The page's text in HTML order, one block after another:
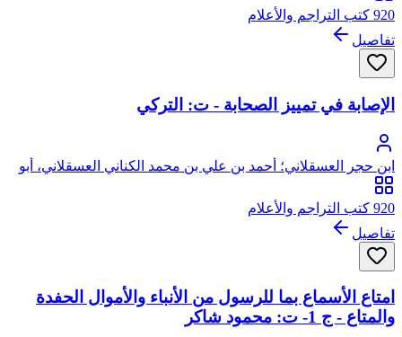
920 كتب التراجم والأعلام
تفاصيل
الإصابة في تمييز الصحابة - ت: التركي
ابن حجر العسقلاني؛ أحمد بن علي بن محمد الكناني العسقلاني، أبو
الفضل، شهاب الدين، ابن حجر
920 كتب التراجم والأعلام
تفاصيل
امتاع الأسماع بما للرسول من الأنباء والأموال الحفدة
والمتاع - ج 1- ت: محمود شاكر